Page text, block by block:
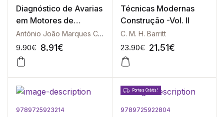
Diagnóstico de Avarias
em Motores de
Indução Trifásicos
António João Marques Cardoso
9.90€ 8.91€
Técnicas Modernas
Construção -Vol. II
C. M. H. Barritt
23.90€ 21.51€
9789725923214
Portes Grátis!
9789725922804